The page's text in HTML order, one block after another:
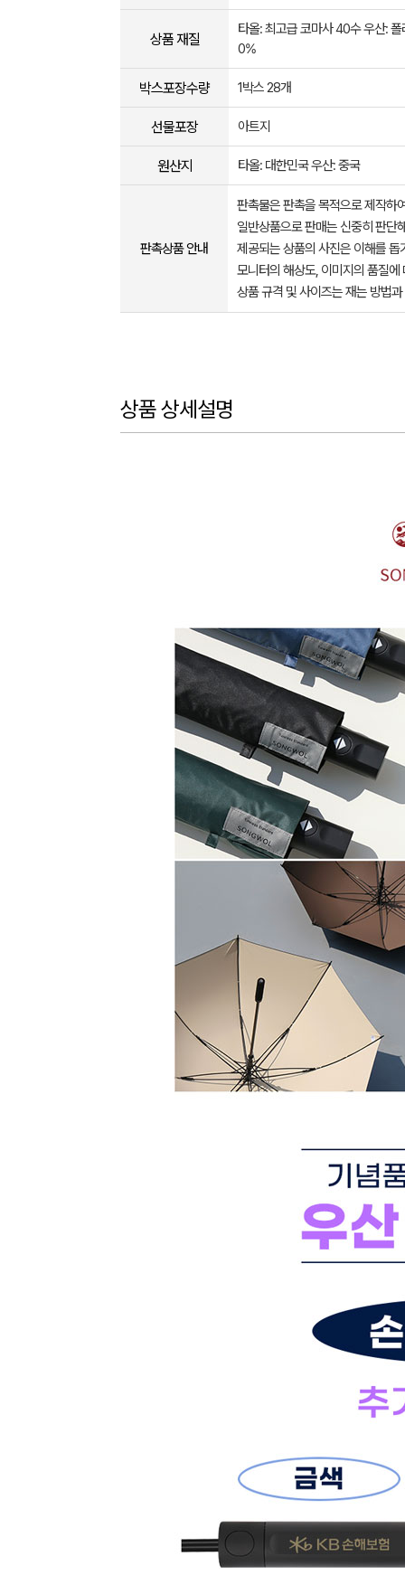
상품 재질
타올: 최고급 코마사 40수 우산: 폴
0%
박스포장수량 1박스 28개
선물포장 아트지
원산지 타올: 대한민국 우산: 중국
판촉상품 안내
판촉물은 판촉을 목적으로 제작하
일반상품으로 판매는 신중히 판단
제공되는 상품의 사진은 이해를
모니터의 해상도, 이미지의 품질
상품 규격 및 사이즈는 재는 방법
상품 상세설명